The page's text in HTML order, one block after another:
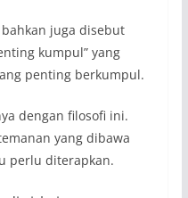
juga disebut
kumpul” yang
penting berkumpul.
dengan filosofi ini.
yang dibawa
perlu diterapkan.